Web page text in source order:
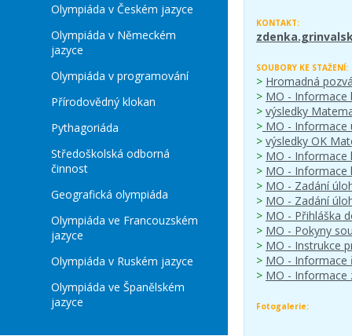
Olympiáda v Českém jazyce
Olympiáda v Německém
jazyce
Olympiáda v programování
Přírodovědný klokan
Pythagoriáda
Středoškolská odborná
činnost
Geografická olympiáda
Olympiáda ve Francouzském
jazyce
Olympiáda v Ruském jazyce
Olympiáda ve Španělském
jazyce
KONTAKT:
SOUBORY KE STAŽENÍ:
> Hromadná
> MO - Informace
> výsledky
> MO - Informace
> výsledky OK
> MO - Informace
> MO - Informace
> MO - Zadání
> MO - Zadání
> MO - Přihláška
> MO - Pokyny
> MO - Instrukce
> MO - Informace
> MO - Informace
Fotogalerie: